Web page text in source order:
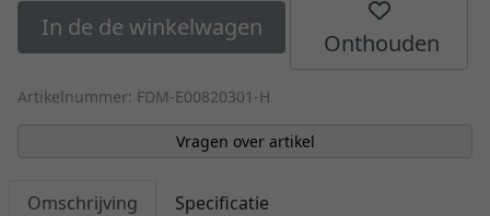
In de de winkelwagen
Onthouden
Artikelnummer: FDM-E00820301-H
Vragen over artikel
Omschrijving Specificatie